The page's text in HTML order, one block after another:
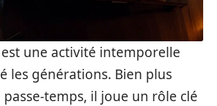
une activité intemporelle
les générations. Bien plus
passe-temps, il joue un rôle clé